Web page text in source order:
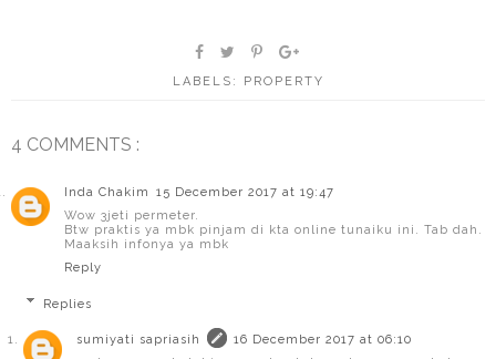
LABELS: PROPERTY
4 COMMENTS :
Inda Chakim
15 December 2017 at 19:47
Wow 3jeti permeter.
Btw praktis ya mbk pinjam di kta online tunaiku ini. Tab dah.
Maaksih infonya ya mbk
Reply
Replies
sumiyati sapriasih
16 December 2017 at 06:10